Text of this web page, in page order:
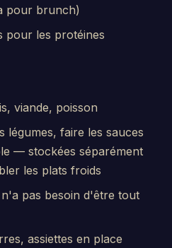
pour brunch)
pour les protéines
viande, poisson
légumes, faire les sauces
— stockées séparément
les plats froids
pas besoin d'être tout
assiettes en place